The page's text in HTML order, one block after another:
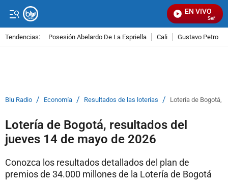
EN VIVO
Señal
Tendencias: Posesión Abelardo De La Espriella Cali Gustavo Petro
Blu Radio / Economía / Resultados de las loterías / Lotería de Bogotá,
Lotería de Bogotá, resultados del
jueves 14 de mayo de 2026
Conozca los resultados detallados del plan de
premios de 34.000 millones de la Lotería de Bogotá